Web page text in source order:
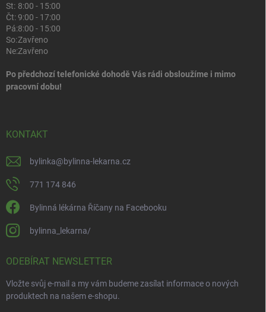
St: 8:00 - 15:00
Čt:9:00 - 17:00
Pá:8:00 - 15:00
So:Zavřeno
Ne:Zavřeno
Po předchozí telefonické dohodě Vás rádi obsloužíme i mimo
pracovní dobu!
KONTAKT
bylinka@bylinna-lekarna.cz
771 174 846
Bylinná lékárna Říčany na Facebooku
bylinna_lekarna/
ODEBÍRAT NEWSLETTER
Vložte svůj e-mail a my vám budeme zasílat informace o nových
produktech na našem e-shopu.